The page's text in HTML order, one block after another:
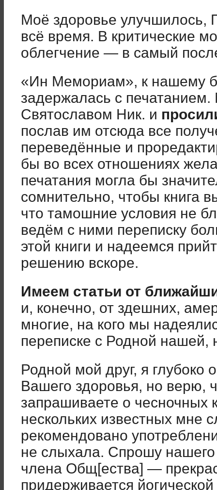
Моё здоровье
всё время. В критические
облегчение — в самый
«Ин Мемориам», к нашему
задержалась с
Святославом Ник. и
послав им отсюда все
переведённые и
бы во всех отношениях
печатания могла бы
сомнительно, чтобы книга
что тамошние условия не
ведём с ними переписку
этой книги и надеемся
решению вскоре.
Имеем статьи от
и, конечно, от здешних,
многие, на кого мы
переписке с Родной нашей,
Родной мой друг, я глубоко
Вашего здоровья, но верю,
запрашиваете о чесночных
нескольких известных мне
рекомендовано
не слыхала. Спрошу нашего
члена Общ[ества] —
придерживается